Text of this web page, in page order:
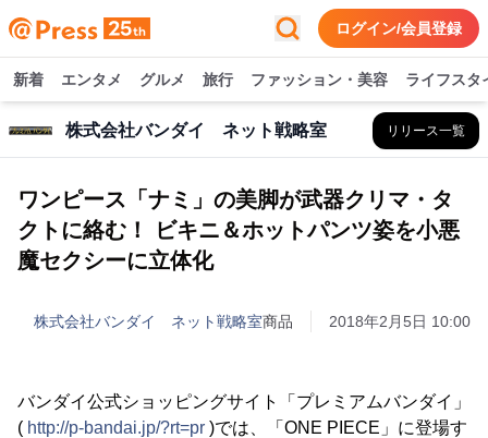
ログイン/会員登録
新着 エンタメ グルメ 旅行 ファッション・美容 ライフスタ
株式会社バンダイ ネット戦略室 リリース一覧
ワンピース「ナミ」の美脚が武器クリマ・タ
クトに絡む！ ビキニ＆ホットパンツ姿を小悪
魔セクシーに立体化
株式会社バンダイ ネット戦略室商品 2018年2月5日 10:00
バンダイ公式ショッピングサイト「プレミアムバンダイ」
( http://p-bandai.jp/?rt=pr )では、「ONE PIECE」に登場す